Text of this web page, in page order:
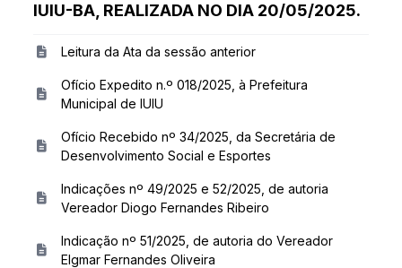
IUIU-BA, REALIZADA NO DIA 20/05/2025.
Leitura da Ata da sessão anterior
Ofício Expedito n.º 018/2025, à Prefeitura
Municipal de IUIU
Ofício Recebido nº 34/2025, da Secretária de
Desenvolvimento Social e Esportes
Indicações nº 49/2025 e 52/2025, de autoria
Vereador Diogo Fernandes Ribeiro
Indicação nº 51/2025, de autoria do Vereador
Elgmar Fernandes Oliveira